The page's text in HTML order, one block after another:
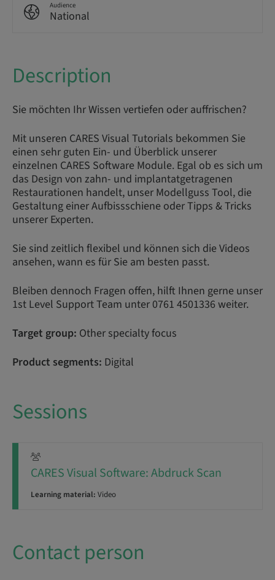
Audience
National
Description
Sie möchten Ihr Wissen vertiefen oder auffrischen?
Mit unseren CARES Visual Tutorials bekommen Sie
einen sehr guten Ein- und Überblick unserer
einzelnen CARES Software Module. Egal ob es sich um
das Design von zahn- und implantatgetragenen
Restaurationen handelt, unser Modellguss Tool, die
Gestaltung einer Aufbissschiene oder Tipps & Tricks
unserer Experten.
Sie sind zeitlich flexibel und können sich die Videos
ansehen, wann es für Sie am besten passt.
Bleiben dennoch Fragen offen, hilft Ihnen gerne unser
1st Level Support Team unter 0761 4501336 weiter.
Target group: Other specialty focus
Product segments: Digital
Sessions
CARES Visual Software: Abdruck Scan
Learning material: Video
Contact person